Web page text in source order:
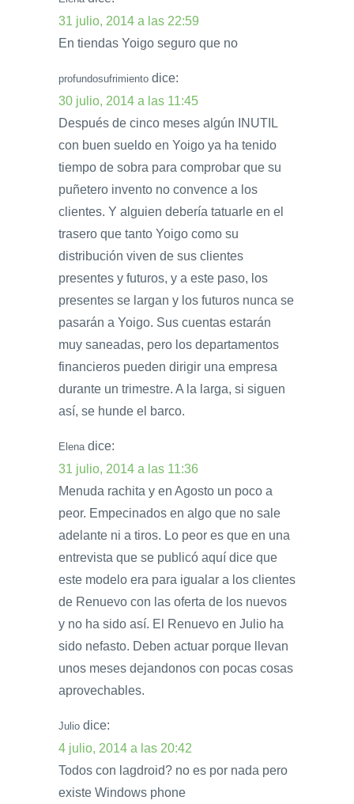
31 julio, 2014 a las 22:59
En tiendas Yoigo seguro que no
profundosufrimiento dice:
30 julio, 2014 a las 11:45
Después de cinco meses algún INUTIL
con buen sueldo en Yoigo ya ha tenido
tiempo de sobra para comprobar que su
puñetero invento no convence a los
clientes. Y alguien debería tatuarle en el
trasero que tanto Yoigo como su
distribución viven de sus clientes
presentes y futuros, y a este paso, los
presentes se largan y los futuros nunca se
pasarán a Yoigo. Sus cuentas estarán
muy saneadas, pero los departamentos
financieros pueden dirigir una empresa
durante un trimestre. A la larga, si siguen
así, se hunde el barco.
Elena dice:
31 julio, 2014 a las 11:36
Menuda rachita y en Agosto un poco a
peor. Empecinados en algo que no sale
adelante ni a tiros. Lo peor es que en una
entrevista que se publicó aquí dice que
este modelo era para igualar a los clientes
de Renuevo con las oferta de los nuevos
y no ha sido así. El Renuevo en Julio ha
sido nefasto. Deben actuar porque llevan
unos meses dejandonos con pocas cosas
aprovechables.
Julio dice:
4 julio, 2014 a las 20:42
Todos con lagdroid? no es por nada pero
existe Windows phone